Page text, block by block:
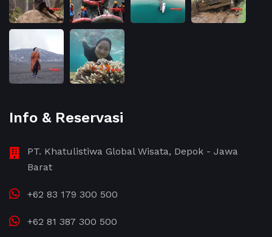
Info & Reservasi
PT. Khatulistiwa Global Wisata, Depok - Jawa
Barat
+62 83 179 300 500
+62 81 387 300 500